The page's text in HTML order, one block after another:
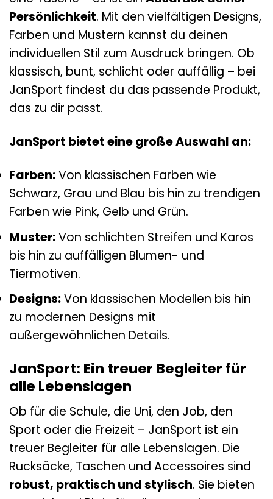
Persönlichkeit. Mit den vielfältigen Designs,
Farben und Mustern kannst du deinen
individuellen Stil zum Ausdruck bringen. Ob
klassisch, bunt, schlicht oder auffällig – bei
JanSport findest du das passende Produkt,
das zu dir passt.
JanSport bietet eine große Auswahl an:
Farben:Von klassischen Farben wie
Schwarz, Grau und Blau bis hin zu trendigen
Farben wie Pink, Gelb und Grün.
Muster:Von schlichten Streifen und Karos
bis hin zu auffälligen Blumen- und
Tiermotiven.
Designs:Von klassischen Modellen bis hin
zu modernen Designs mit
außergewöhnlichen Details.
JanSport: Ein treuer Begleiter für
alle Lebenslagen
Ob für die Schule, die Uni, den Job, den
Sport oder die Freizeit – JanSport ist ein
treuer Begleiter für alle Lebenslagen. Die
Rucksäcke, Taschen und Accessoires sind
robust, praktisch und stylisch. Sie bieten